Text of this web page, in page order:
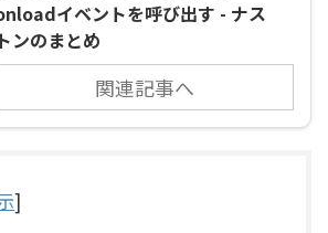
イベントを呼び出す - ナス
トンのまとめ
関連記事へ
]